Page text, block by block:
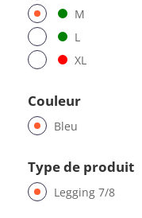
M
L
XL
Couleur
Bleu
Type de produit
Legging 7/8